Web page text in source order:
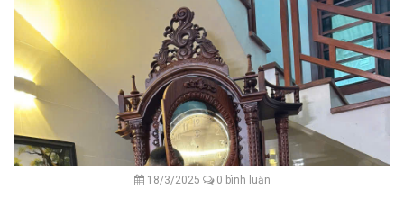
18/3/2025 0 bình luận